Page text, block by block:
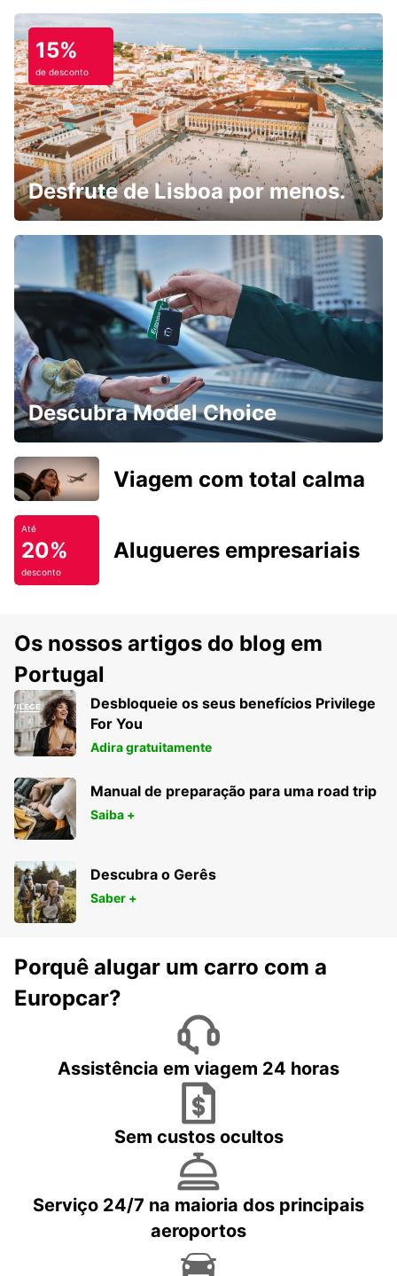
15%
de desconto
Desfrute de Lisboa por menos.
Descubra Model Choice
Viagem com total calma
Até
20%
desconto
Alugueres empresariais
Os nossos artigos do blog em
Portugal
Desbloqueie os seus benefícios Privilege
For You
Adira gratuitamente
Manual de preparação para uma road trip
Saiba +
Descubra o Gerês
Saber +
Porquê alugar um carro com a
Europcar?
Assistência em viagem 24 horas
Sem custos ocultos
Serviço 24/7 na maioria dos principais
aeroportos